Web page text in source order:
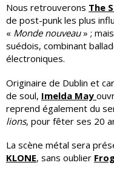
Nous retrouverons The
de post-punk les plus
« Monde nouveau» ;
suédois, combinant
électroniques.
Originaire de Dublin et
de soul, Imelda May
reprend également du
lions, pour fêter ses 20
La scène métal sera
KLONE, sans oublier